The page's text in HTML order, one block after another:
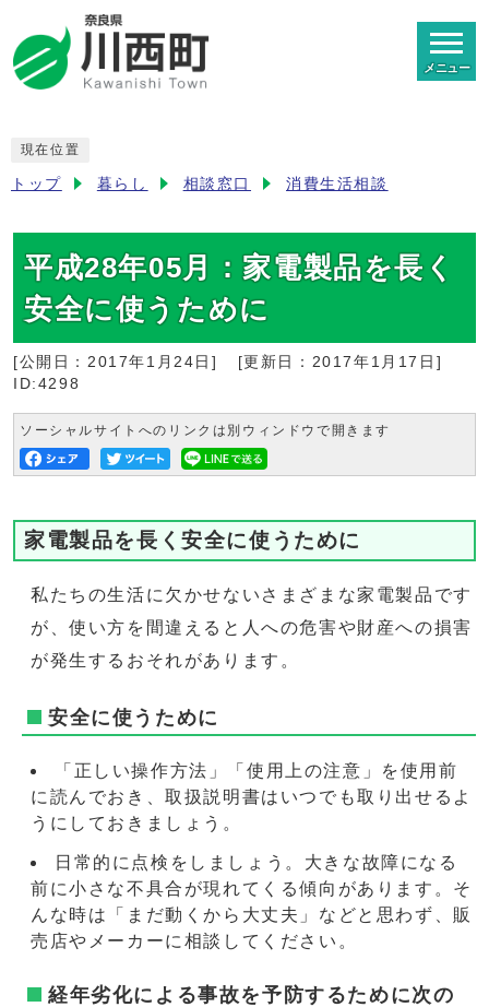
メニュー
現在位置
トップ 暮らし 相談窓口 消費生活相談
平成28年05月：家電製品を長く
安全に使うために
[公開日： 2017年1月24日 ] [更新日： 2017年1月17日 ]
ID:4298
ソーシャルサイトへのリンクは別ウィンドウで開きます
家電製品を長く安全に使うために
私たちの生活に欠かせないさまざまな家電製品です
が、使い方を間違えると人への危害や財産への損害
が発生するおそれがあります。
安全に使うために
「正しい操作方法」「使用上の注意」を使用前
に読んでおき、取扱説明書はいつでも取り出せるよ
うにしておきましょう。
日常的に点検をしましょう。大きな故障になる
前に小さな不具合が現れてくる傾向があります。そ
んな時は「まだ動くから大丈夫」などと思わず、販
売店やメーカーに相談してください。
経年劣化による事故を予防するために次の